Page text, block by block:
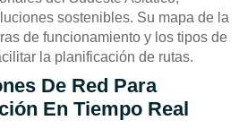
sostenibles. Su mapa de la
de funcionamiento y los tipos de
la planificación de rutas.
De Red Para
En Tiempo Real